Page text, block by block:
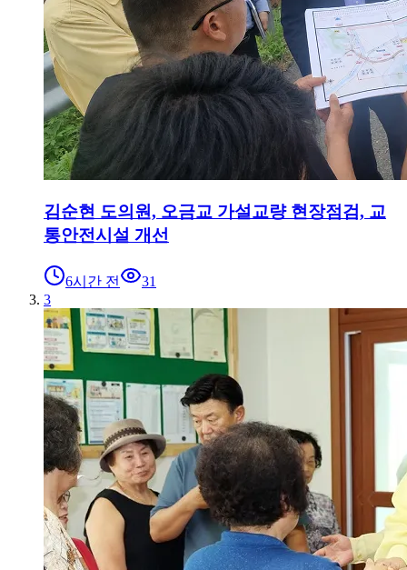
김순현 도의원, 오금교 가설교량 현장점검, 교
통안전시설 개선
6시간 전
31
3